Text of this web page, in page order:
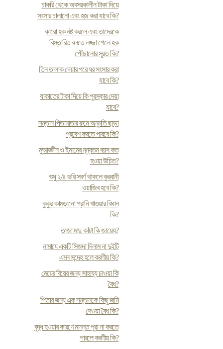
চাকরি থেকে অবসরকালীন টাকা দিয়ে
সংসার চালানো এবং হজ করা যাবে কি?
কারো হক নষ্ট করলে এবং তাদেরকে
বিস্তারিত বলতে লজ্জা পেলে হক
পৌঁছানোর সূরত কি?
তিন তালাক দেয়ার পরে ঘর সংসার করা
যাবে কি?
যাকাতের টাকা দিয়ে কি পুরস্কার দেয়া
যাবে?
সন্তান পিতামাতার রুমে অনুমতি ছাড়া
প্রবেশ করতে পারবে কি?
মুআজ্জীন ও ইমামের নূন্যতম বয়স কত
হওয়া উচিত?
শুধু ২/৪ ভরি স্বর্ণ থাকলে কুরবানী
ওয়াজিব হবে কি?
কুকুর কামড়ানো প্রানি খাওয়ার বিধান
কি?
তাজা মাছ কাটা কি জায়েয?
নামাযে একটি সিজদা দিলাম না দুইটি
এমন সন্দেহ হলে করণীয় কি?
মেয়ের বিয়ের জন্য সাহায্য চাওয়া কি
বৈধ?
পিতার জন্য এক সন্তানকে কিছু জমি
দেওয়া বৈধ কি?
বৃদ্ধ হওয়ার কারণে মান্নত পুরা না করতে
পারলে করণীয় কি?